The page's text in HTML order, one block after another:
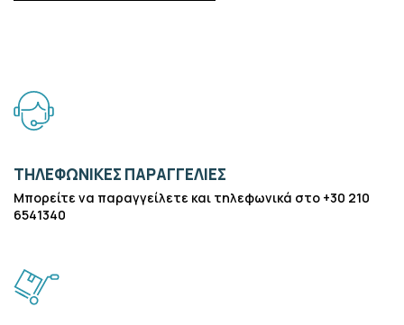
ΤΗΛΕΦΩΝΙΚΕΣ ΠΑΡΑΓΓΕΛΙΕΣ
Μπορείτε να παραγγείλετε και τηλεφωνικά στο +30 210
6541340